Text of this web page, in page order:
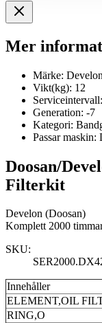
Mer
Märke:
Vikt(kg): 12
Serviceintervall:
Generation: -7
Kategori:
Passar maskin:
Doosan/
Filterkit
Develon (Doosan)
Komplett 2000
SKU:
Innehåller
ELEMENT,OIL
RING,O